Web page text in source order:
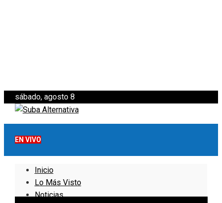
sábado, agosto 8
EN VIVO
Inicio
Lo Más Visto
Noticias